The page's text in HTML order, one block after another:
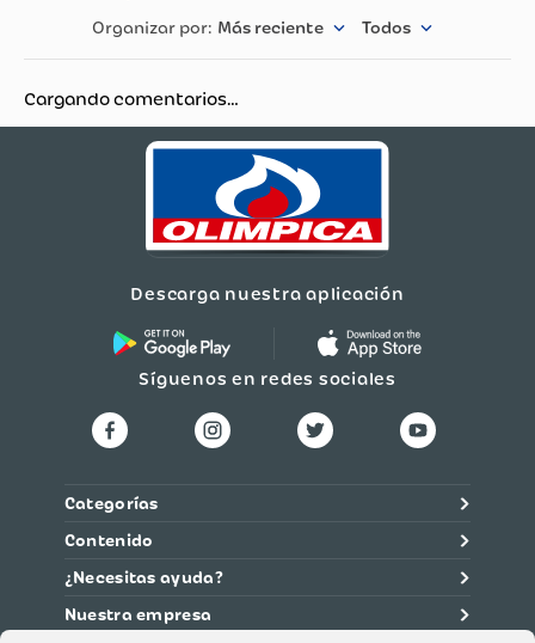
Más reciente Todos
Cargando comentarios…
Descarga nuestra aplicación
Síguenos en redes sociales
Categorías
Contenido
¿Necesitas ayuda?
Nuestra empresa